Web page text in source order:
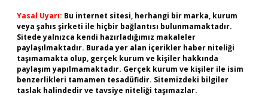
Yasal Uyarı: Bu internet sitesi, herhangi bir marka, kurum
veya şahıs şirketi ile hiçbir bağlantısı bulunmamaktadır.
Sitede yalnızca kendi hazırladığımız makaleler
paylaşılmaktadır. Burada yer alan içerikler haber niteliği
taşımamakta olup, gerçek kurum ve kişiler hakkında
paylaşım yapılmamaktadır. Gerçek kurum ve kişiler ile isim
benzerlikleri tamamen tesadüfidir. Sitemizdeki bilgiler
taslak halindedir ve tavsiye niteliği taşımazlar.